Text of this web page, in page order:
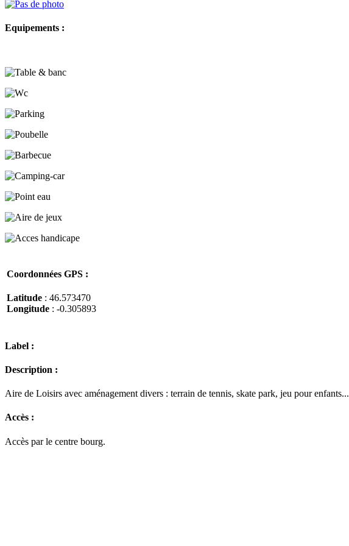
Equipements :
Coordonnées GPS :
Latitude : 46.573470
Longitude : -0.305893
Label :
Description :
Aire de Loisirs avec aménagement divers : terrain de tennis, skate park, jeu pour enfants...
Accès :
Accès par le centre bourg.